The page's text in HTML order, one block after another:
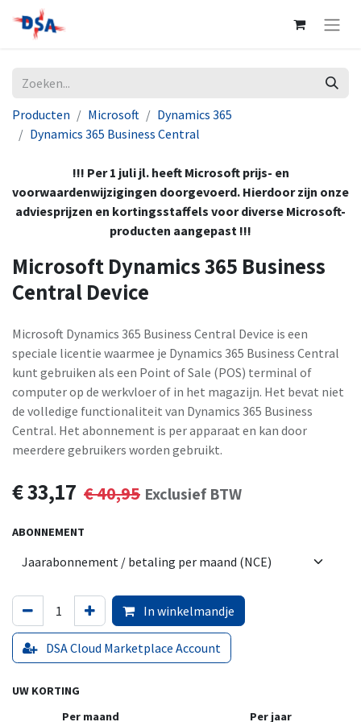
Producten Microsoft
Dynamics 365
Dynamics 365 Business Central
!!! Per 1 juli jl. heeft Microsoft prijs- en
voorwaardenwijzigingen doorgevoerd. Hierdoor zijn onze
adviesprijzen en kortingsstaffels voor diverse Microsoft-
producten aangepast !!!
Microsoft Dynamics 365 Business
Central Device
Microsoft Dynamics 365 Business Central Device is een
speciale licentie waarmee je Dynamics 365 Business Central
kunt gebruiken als een Point of Sale (POS) terminal of
computer op de werkvloer of in het magazijn. Het bevat niet
de volledige functionaliteit van Dynamics 365 Business
Central. Het abonnement is per apparaat en kan door
meerdere gebruikers worden gebruikt.
€33,17 €40,95 Exclusief BTW
ABONNEMENT
In winkelmandje
DSA Cloud Marketplace Account
UW KORTING
Per maand
Per jaar